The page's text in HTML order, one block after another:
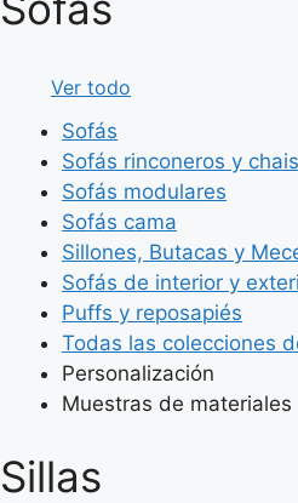
Ver todo
Sofás
Sofás rinconeros y
Sofás modulares
Sofás cama
Sillones, Butacas y
Sofás de interior y
Puffs y reposapiés
Todas las colecciones
Personalización
Muestras de materiales
Sillas